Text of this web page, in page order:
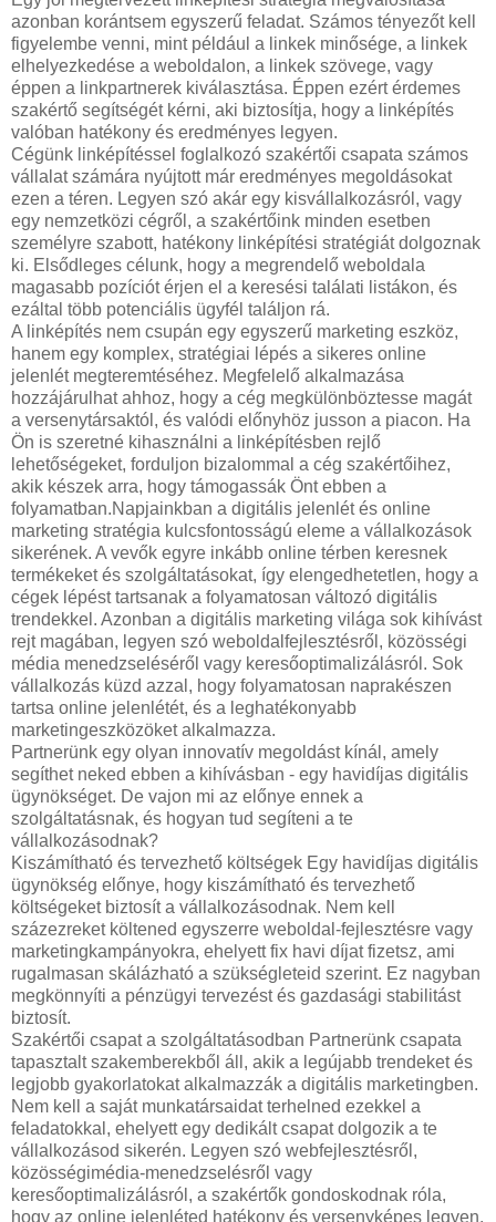
azonban korántsem egyszerű feladat. Számos tényezőt kell
figyelembe venni, mint például a linkek minősége, a linkek
elhelyezkedése a weboldalon, a linkek szövege, vagy
éppen a linkpartnerek kiválasztása. Éppen ezért érdemes
szakértő segítségét kérni, aki biztosítja, hogy a linképítés
valóban hatékony és eredményes legyen.
Cégünk linképítéssel foglalkozó szakértői csapata számos
vállalat számára nyújtott már eredményes megoldásokat
ezen a téren. Legyen szó akár egy kisvállalkozásról, vagy
egy nemzetközi cégről, a szakértőink minden esetben
személyre szabott, hatékony linképítési stratégiát dolgoznak
ki. Elsődleges célunk, hogy a megrendelő weboldala
magasabb pozíciót érjen el a keresési találati listákon, és
ezáltal több potenciális ügyfél találjon rá.
A linképítés nem csupán egy egyszerű marketing eszköz,
hanem egy komplex, stratégiai lépés a sikeres online
jelenlét megteremtéséhez. Megfelelő alkalmazása
hozzájárulhat ahhoz, hogy a cég megkülönböztesse magát
a versenytársaktól, és valódi előnyhöz jusson a piacon. Ha
Ön is szeretné kihasználni a linképítésben rejlő
lehetőségeket, forduljon bizalommal a cég szakértőihez,
akik készek arra, hogy támogassák Önt ebben a
folyamatban.Napjainkban a digitális jelenlét és online
marketing stratégia kulcsfontosságú eleme a vállalkozások
sikerének. A vevők egyre inkább online térben keresnek
termékeket és szolgáltatásokat, így elengedhetetlen, hogy a
cégek lépést tartsanak a folyamatosan változó digitális
trendekkel. Azonban a digitális marketing világa sok kihívást
rejt magában, legyen szó weboldalfejlesztésről, közösségi
média menedzseléséről vagy keresőoptimalizálásról. Sok
vállalkozás küzd azzal, hogy folyamatosan naprakészen
tartsa online jelenlétét, és a leghatékonyabb
marketingeszközöket alkalmazza.
Partnerünk egy olyan innovatív megoldást kínál, amely
segíthet neked ebben a kihívásban - egy havidíjas digitális
ügynökséget. De vajon mi az előnye ennek a
szolgáltatásnak, és hogyan tud segíteni a te
vállalkozásodnak?
Kiszámítható és tervezhető költségek Egy havidíjas digitális
ügynökség előnye, hogy kiszámítható és tervezhető
költségeket biztosít a vállalkozásodnak. Nem kell
százezreket költened egyszerre weboldal-fejlesztésre vagy
marketingkampányokra, ehelyett fix havi díjat fizetsz, ami
rugalmasan skálázható a szükségleteid szerint. Ez nagyban
megkönnyíti a pénzügyi tervezést és gazdasági stabilitást
biztosít.
Szakértői csapat a szolgáltatásodban Partnerünk csapata
tapasztalt szakemberekből áll, akik a legújabb trendeket és
legjobb gyakorlatokat alkalmazzák a digitális marketingben.
Nem kell a saját munkatársaidat terhelned ezekkel a
feladatokkal, ehelyett egy dedikált csapat dolgozik a te
vállalkozásod sikerén. Legyen szó webfejlesztésről,
közösségimédia-menedzselésről vagy
keresőoptimalizálásról, a szakértők gondoskodnak róla,
hogy az online jelenléted hatékony és versenyképes legyen.